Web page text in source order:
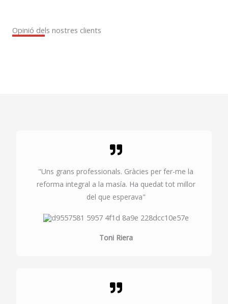
Opinió dels nostres clients
"Uns grans professionals. Gràcies per fer-me la
reforma integral a la masía. Ha quedat tot millor
del que esperava"
Toni Riera